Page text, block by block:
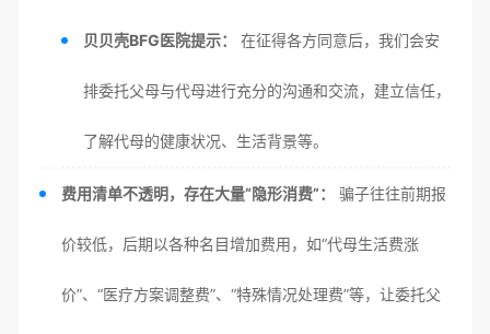
贝贝壳BFG医院提示： 在征得各方同意后，我们会安
排委托父母与代母进行充分的沟通和交流，建立信任，
了解代母的健康状况、生活背景等。
费用清单不透明，存在大量“隐形消费”： 骗子往往前期报
价较低，后期以各种名目增加费用，如“代母生活费涨
价”、“医疗方案调整费”、“特殊情况处理费”等，让委托父